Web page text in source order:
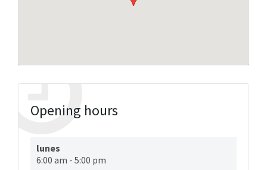
Opening hours
lunes
6:00 am - 5:00 pm